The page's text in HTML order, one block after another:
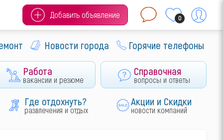
Добавить объявление 0
Новости города Горячие телефоны
Работа
вакансии и резюме
Справочная
вопросы и ответы
Где отдохнуть?
развлечения и отдых
Акции и Скидки
новости компаний